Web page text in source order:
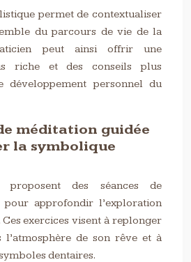
permet de contextualiser
du parcours de vie de la
peut ainsi offrir une
riche et des conseils plus
développement personnel du
méditation guidée
la symbolique
proposent des séances de
pour approfondir l’exploration
Ces exercices visent à replonger
l’atmosphère de son rêve et à
dentaires.